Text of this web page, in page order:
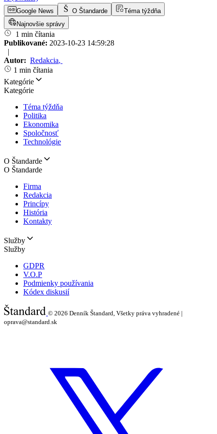
Google News O Štandarde
Téma týždňa
Najnovšie správy
1 min čítania
Publikované: 2023-10-23 14:59:28
|
Autor: Redakcia,
1 min čítania
Kategórie
Kategórie
Téma týždňa
Politika
Ekonomika
Spoločnosť
Technológie
O Štandarde
O Štandarde
Firma
Redakcia
Princípy
História
Kontakty
Služby
Služby
GDPR
V.O.P
Podmienky používania
Kódex diskusií
© 2026 Denník Štandard, Všetky práva vyhradené |
oprava@standard.sk